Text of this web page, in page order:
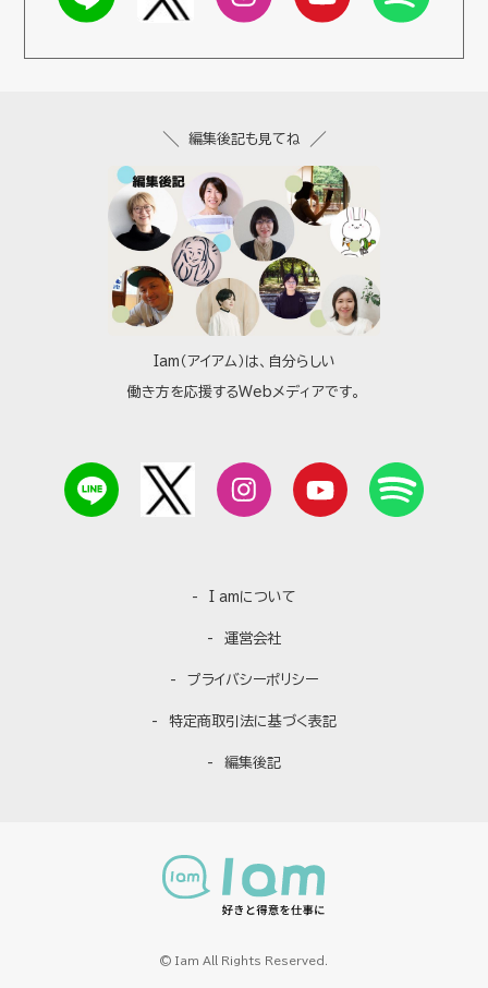
Iam（アイアム）は、自分らしい
働き方を応援するWebメディアです。
I amについて
運営会社
プライバシーポリシー
特定商取引法に基づく表記
編集後記
編集後記も見てね
© Iam All Rights Reserved.